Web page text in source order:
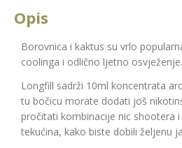
Opis
Borovnica i kaktus su vrlo
coolinga i odlično ljetno osvježenje.
Longfill sadrži 10ml koncentrata
tu bočicu morate dodati još
pročitati kombinacije nic shootera i
tekućina, kako biste dobili željenu